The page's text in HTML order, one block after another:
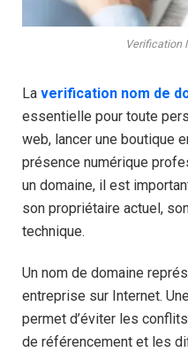
Verification
La verification nom de
essentielle pour toute
web, lancer une boutique
présence numérique
un domaine, il est
son propriétaire actuel,
technique.
Un nom de domaine
entreprise sur Internet.
permet d’éviter les
de référencement et les